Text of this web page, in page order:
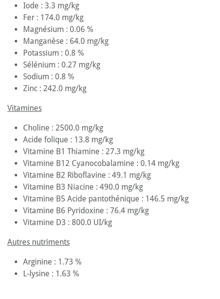
Iode : 3.3 mg/kg
Fer : 174.0 mg/kg
Magnésium : 0.06 %
Manganèse : 64.0 mg/kg
Potassium : 0.8 %
Sélénium : 0.27 mg/kg
Sodium : 0.8 %
Zinc : 242.0 mg/kg
Vitamines
Choline : 2500.0 mg/kg
Acide folique : 13.8 mg/kg
Vitamine B1 Thiamine : 27.3 mg/kg
Vitamine B12 Cyanocobalamine : 0.14 mg/kg
Vitamine B2 Riboflavine : 49.1 mg/kg
Vitamine B3 Niacine : 490.0 mg/kg
Vitamine B5 Acide pantothénique : 146.5 mg/kg
Vitamine B6 Pyridoxine : 76.4 mg/kg
Vitamine D3 : 800.0 UI/kg
Autres nutriments
Arginine : 1.73 %
L-lysine : 1.63 %